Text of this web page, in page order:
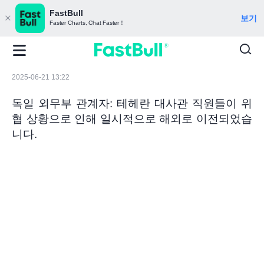
FastBull
Faster Charts, Chat Faster！ 보기
2025-06-21 13:22
독일 외무부 관계자: 테헤란 대사관 직원들이 위
협 상황으로 인해 일시적으로 해외로 이전되었습
니다.